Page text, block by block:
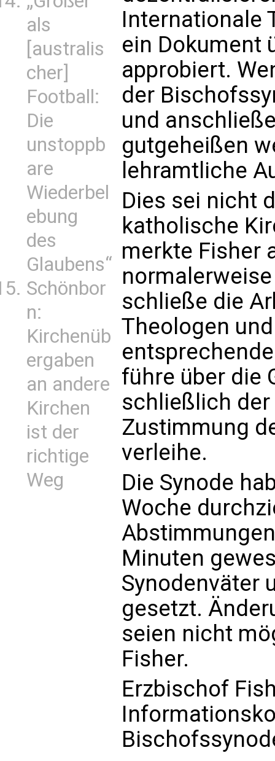
als
[australis
cher]
Football:
Die
unstoppb
are
Wiederbel
ebung
des
Glaubens“
Schönbor
n:
Kirchenüb
ergaben
an andere
Kirchen
ist der
richtige
Weg
Internationale
ein Dokument
approbiert.
der
und
gutgeheißen
lehramtliche
Dies sei nicht
katholische
merkte Fisher
schließe die
Theologen
führe über die
schließlich
Zustimmung
verleihe.
Die Synode
Woche
Minuten
Synodenväter
gesetzt.
seien nicht
Fisher.
Erzbischof